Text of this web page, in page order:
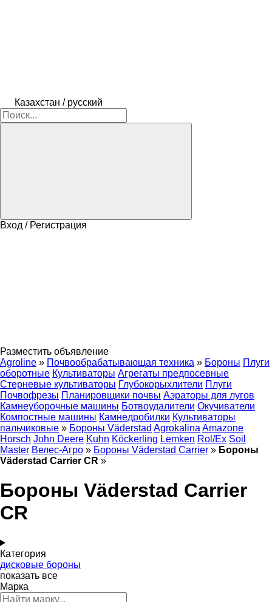
Казахстан / русский
Вход / Регистрация
Разместить объявление
Agroline » Почвообрабатывающая техника » Бороны Плуги
оборотные Культиваторы Агрегаты предпосевные
Стерневые культиваторы Глубокорыхлители Плуги
Почвофрезы Планировщики почвы Аэраторы для лугов
Камнеуборочные машины Ботвоудалители Окучиватели
Компостные машины Камнедробилки Культиваторы
пальчиковые » Бороны Väderstad Agrokalina Amazone
Horsch John Deere Kuhn Köckerling Lemken Rol/Ex Soil
Master Велес-Агро » Бороны Väderstad Carrier » Бороны
Väderstad Carrier CR »
Бороны Väderstad Carrier
CR
Категория
дисковые бороны
показать все
Марка